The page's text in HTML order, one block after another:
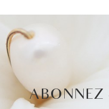
ABONNEZ